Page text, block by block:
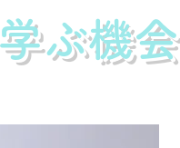
ぶ機